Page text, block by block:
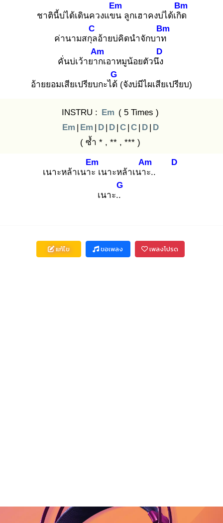
ชาตินี้บ่ได้เดินควงแขน
Em
ลูกเฮาคงบ่ได้เกิด
Bm
ค่านามสกุล
C
อ้ายบ่คิดนำจักบาท
Bm
คั่นบ่เว้ายาก
Am
เอาหมูน้อยตัวนึง
D
อ้ายยอมเสียเปรียบกะได้
G
(จังบ่มีไผเสียเปรียบ)
INSTRU : Em ( 5 Times )
Em | Em | D | D | C | C | D | D
( ซ้ำ * , ** , *** )
เนาะหล้าเนาะ
Em
เนาะหล้าเนาะ
Am
..
D
เนาะ..
G
แก้ไข ขอเพลง เพลงโปรด